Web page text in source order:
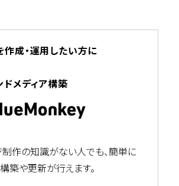
作成・運用したい方に
メディア構築
作の知識がない人でも、簡単に
築や更新が行えます。